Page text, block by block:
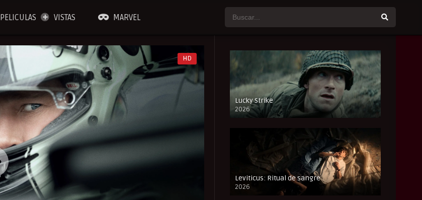
PELICULAS VISTAS MARVEL
HD
Lucky Strike
2026
FULL HD
Leviticus: Ritual de sangre
2026
FULL HD